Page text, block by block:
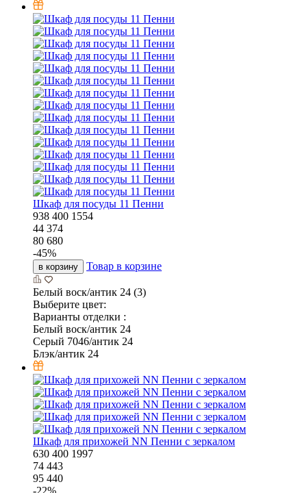
Шкаф для посуды 11 Пенни
938 400 1554
44 374
80 680
-45%
в корзину Товар в корзине
Белый воск/антик 24 (3)
Выберите цвет:
Варианты отделки :
Белый воск/антик 24
Серый 7046/антик 24
Блэк/антик 24
Шкаф для прихожей NN Пенни с зеркалом
630 400 1997
74 443
95 440